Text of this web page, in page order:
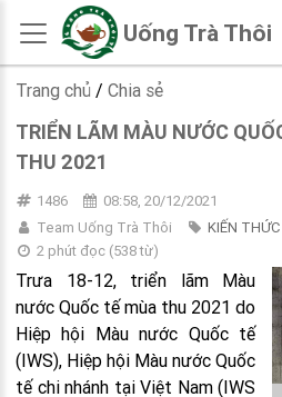
Uống Trà Thôi
Trang chủ / Chia sẻ
TRIỂN LÃM MÀU NƯỚC
THU 2021
1486
08:58, 20/12/2021
Team Uống Trà Thôi
KIẾN THỨC
2 phút đọc(538từ)
Trưa 18-12, triển lãm Màu
nước Quốc tế mùa thu 2021 do
Hiệp hội Màu nước Quốc tế
(IWS), Hiệp hội Màu nước Quốc
tế chi nhánh tại Việt Nam (IWS